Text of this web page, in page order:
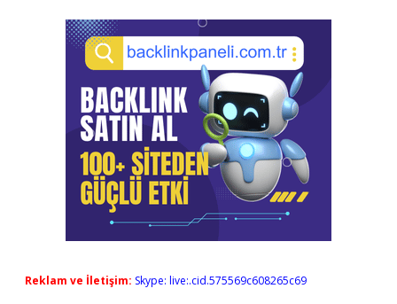
Reklam ve İletişim: Skype: live:.cid.575569c608265c69